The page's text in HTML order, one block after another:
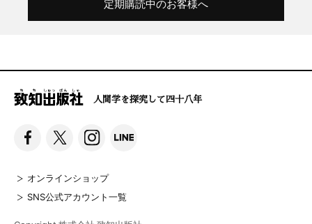
定期購読中のお客様へ
人間学を探究して四十八年
オンラインショップ
SNS公式アカウント一覧